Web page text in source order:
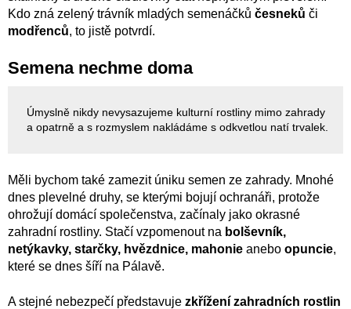
Kdo zná zelený trávník mladých semenáčků česneků či
modřenců, to jistě potvrdí.
Semena nechme doma
Úmyslně nikdy nevysazujeme kulturní rostliny mimo zahrady
a opatrně a s rozmyslem nakládáme s odkvetlou natí trvalek.
Měli bychom také zamezit úniku semen ze zahrady. Mnohé
dnes plevelné druhy, se kterými bojují ochranáři, protože
ohrožují domácí společenstva, začínaly jako okrasné
zahradní rostliny. Stačí vzpomenout na bolševník,
netýkavky, starčky, hvězdnice, mahonie anebo opuncie,
které se dnes šíří na Pálavě.
A stejné nebezpečí představuje zkřížení zahradních rostlin